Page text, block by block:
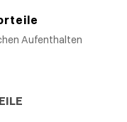
Aufenthalten